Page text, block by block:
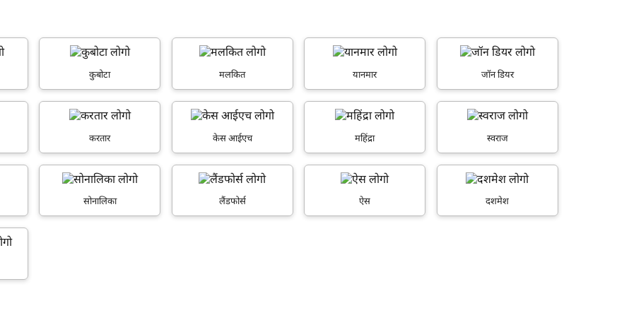
कुबोटा मलकित यानमार जॉन डियर
करतार केस आईएच महिंद्रा स्वराज
सोनालिका लैंडफोर्स ऐस दशमेश
क्या आप बिना फॉर्म भरे जाना चाहते हैं?
इसे पूरा करने में 30 सेकंड से भी कम समय लगेगा।